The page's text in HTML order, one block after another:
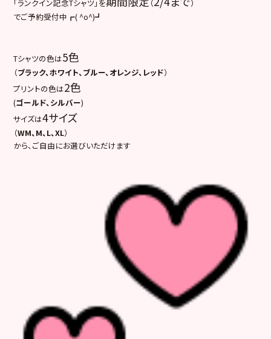
「ランクイン記念Tシャツ」を
（
）
でご予約受付中┏( ^o^)┛
Tシャツの色は5色
（ブラック、ホワイト、ブルー、オレンジ、レッド）
プリントの色は2色
(ゴールド、シルバー)
サイズは4サイズ
（WM、M、L、XL）
から、ご自由にお選びいただけます